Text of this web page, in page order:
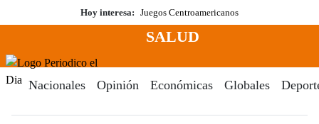
al
Hoy interesa: Juegos Centroamericanos
Menú
SALUD
Nacionales Opinión Económicas Globales